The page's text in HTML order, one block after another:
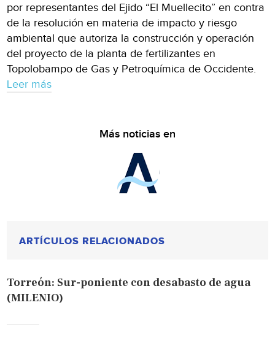
por representantes del Ejido “El Muellecito” en contra
de la resolución en materia de impacto y riesgo
ambiental que autoriza la construcción y operación
del proyecto de la planta de fertilizantes en
Topolobampo de Gas y Petroquímica de Occidente.
Leer más
Más noticias en
ARTÍCULOS RELACIONADOS
Torreón: Sur-poniente con desabasto de agua
(MILENIO)